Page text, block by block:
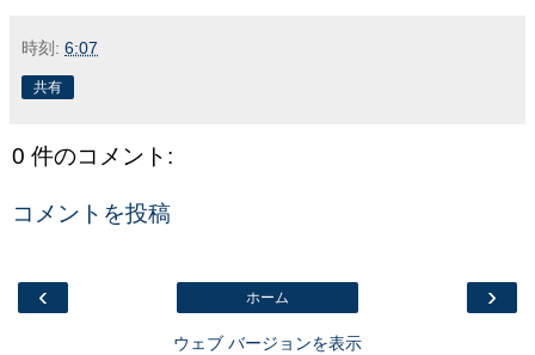
時刻: 6:07
共有
0 件のコメント:
コメントを投稿
‹ ›
ホーム
ウェブ バージョンを表示